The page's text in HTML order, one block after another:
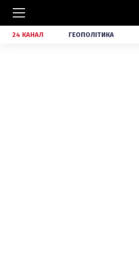
24 КАНАЛ ГЕОПОЛІТИКА